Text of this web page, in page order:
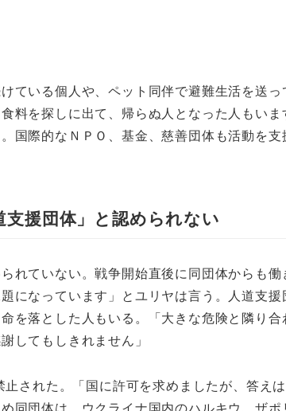
ている個人や、ペット同伴で避難生活を送
料を探しに出て、帰らぬ人となった人も
国際的なＮＰＯ、基金、慈善団体も活動を
援団体」と認められない
れていない。戦争開始直後に同団体からも
なっています」とユリヤは言う。人道支
を落とした人もいる。「大きな危険と隣り
してもしきれません」
された。「国に許可を求めましたが、答え
同団体は、ウクライナ国内のハルキウ、ザ